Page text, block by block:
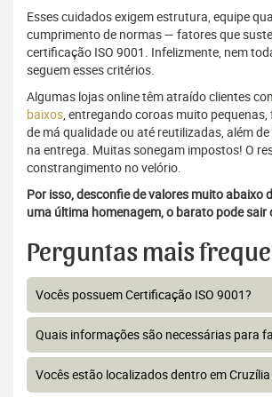
Esses cuidados exigem estrutura, equipe
cumprimento de normas — fatores que
certificação ISO 9001. Infelizmente, nem
seguem esses critérios.
Algumas lojas online têm atraído clientes
baixos, entregando coroas muito
de má qualidade ou até reutilizadas, além
na entrega. Muitas sonegam impostos! O
constrangimento no velório.
Por isso, desconfie de valores muito abaixo
uma última homenagem, o barato pode sair
Perguntas mais
Vocês possuem Certificação ISO 9001?
Quais informações são necessárias para
Vocês estão localizados dentro em